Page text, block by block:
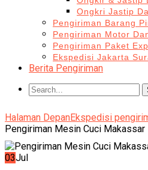
Ongkri Jastip
Pengiriman Barang
Pengiriman Motor
Pengiriman Paket
Ekspedisi Jakarta
Berita Pengiriman
Halaman DepanEkspedisi
Pengiriman Mesin Cuci
03Jul